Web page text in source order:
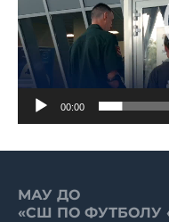
00:00
МАУ ДО
«СШ ПО ФУТБОЛУ